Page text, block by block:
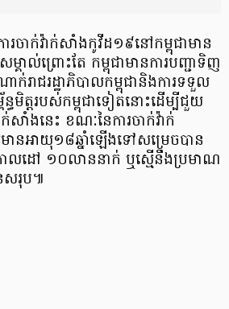
ារចាក់វ៉ាក់សាំងកូវីដ១៩​នៅកម្ពុជាមាន
ាល់ព្រោះតែ កម្ពុជាមានការបញ្ជាទិញ​
ាជរដ្ឋាភិបាលកម្ពុជានិងការទទួល
ធមិត្តរបស់កម្ពុជាទៀតនោះដើម្បីជួយ
សាំងនេះ ខណៈនៃការចាក់វ៉ាក់
នអាយុ១៨ឆ្នាំឡើងទៅសម្រេចបាន​
ដៅ ១០លាននាក់ ឬស្មើនឹង​ប្រមាណ
សរុប​៕